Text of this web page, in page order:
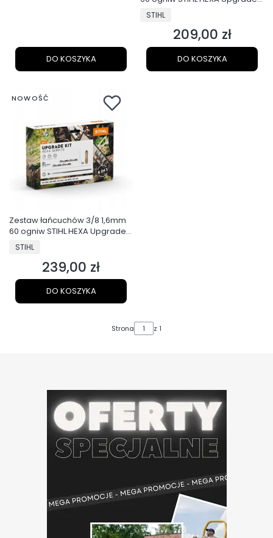
DO KOSZYKA
KIT
PRODUCENT
STIHL
Cena
209,00 zł
DO KOSZYKA
NOWOŚĆ
Zestaw łańcuchów 3/8 1,6mm
60 ogniw STIHL HEXA Upgrade
KIT 2
PRODUCENT
STIHL
Cena
239,00 zł
DO KOSZYKA
Strona z 1